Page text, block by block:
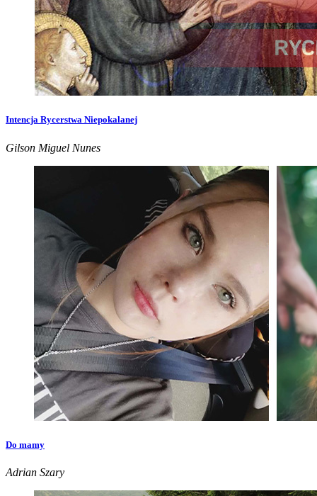
Intencja Rycerstwa Niepokalanej
Gilson Miguel Nunes
Do mamy
Adrian Szary